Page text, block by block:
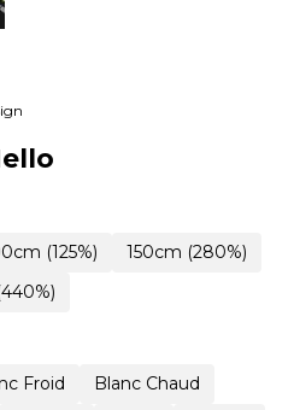
(125%)
150cm (280%)
Froid
Blanc Chaud